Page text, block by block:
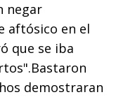
negar
aftósico en el
que se iba
demostraran